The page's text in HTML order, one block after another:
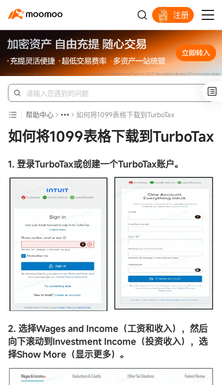
注册
帮助中心 如何将1099表格下载到TurboTax
如何将1099表格下载到TurboTax
1. 登录TurboTax或创建一个TurboTax账户。
2. 选择Wages and Income（工资和收入），然后
向下滚动到Investment Income（投资收入），选
择Show More（显示更多）。